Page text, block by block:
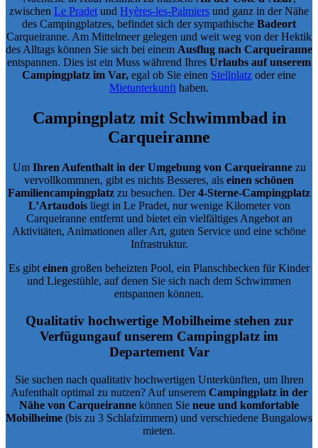
zwischen Le Pradet und Hyères-les-Palmiers und ganz in der Nähe
des Campingplatzes, befindet sich der sympathische Badeort
Carqueiranne. Am Mittelmeer gelegen und weit weg von der Hektik
des Alltags können Sie sich bei einem Ausflug nach Carqueiranne
entspannen. Dies ist ein Muss während Ihres Urlaubs auf unserem
Campingplatz im Var, egal ob Sie einen Stellplatz oder eine
Mietunterkunft haben.
Campingplatz mit Schwimmbad in
Carqueiranne
Um Ihren Aufenthalt in der Umgebung von Carqueirannezu
vervollkommnen, gibt es nichts Besseres, als einen schönen
Familiencampingplatz zu besuchen. Der4-Sterne-Campingplatz
L’Artaudoisliegt in Le Pradet, nur wenige Kilometer von
Carqueiranne entfernt und bietet ein vielfältiges Angebot an
Aktivitäten, Animationen aller Art, guten Service und eine schöne
Infrastruktur.
Es gibt einen großen beheizten Pool, ein Planschbecken für Kinder
und Liegestühle, auf denen Sie sich nach dem Schwimmen
entspannen können.
Qualitativ hochwertige Mobilheime stehen zur
Verfügungauf unserem Campingplatz im
Departement Var
Sie suchen nach qualitativ hochwertigen Unterkünften, um Ihren
Aufenthalt optimal zu nutzen? Auf unserem Campingplatz in der
Nähe von Carqueiranne können Sie neue und komfortable
Mobilheime (bis zu 3 Schlafzimmern) und verschiedene Bungalows
mieten.